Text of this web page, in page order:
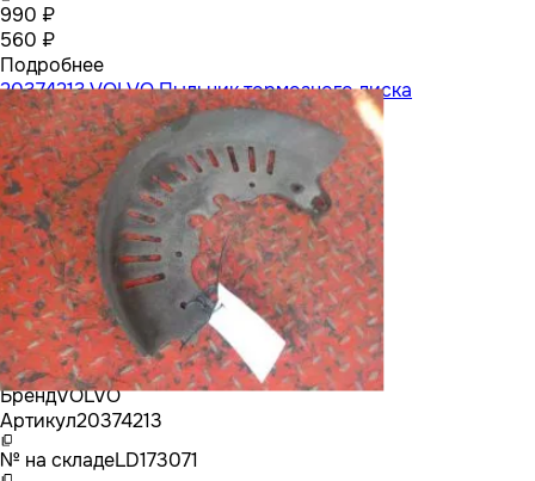
990 ₽
560 ₽
Подробнее
20374213 VOLVO Пыльник тормозного диска
БрендVOLVO
Артикул20374213
№ на складеLD173071